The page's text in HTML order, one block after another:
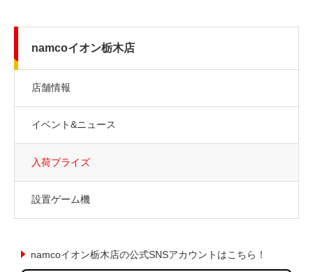
namcoイオン栃木店
店舗情報
イベント&ニュース
入荷プライズ
設置ゲーム機
namcoイオン栃木店の公式SNSアカウントはこちら！